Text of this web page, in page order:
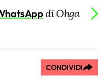
di Ohga
CONDIVIDI